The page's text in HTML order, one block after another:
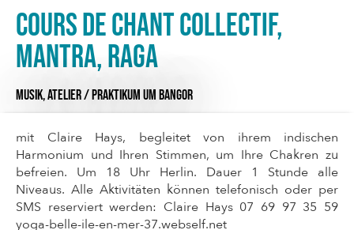
Cours de chant collectif,
Mantra, Raga
MUSIK,ATELIER / PRAKTIKUMUM BANGOR
mit Claire Hays, begleitet von ihrem indischen
Harmonium und Ihren Stimmen, um Ihre Chakren zu
befreien. Um 18 Uhr Herlin. Dauer 1 Stunde alle
Niveaus. Alle Aktivitäten können telefonisch oder per
SMS reserviert werden: Claire Hays 07 69 97 35 59
yoga-belle-ile-en-mer-37.webself.net